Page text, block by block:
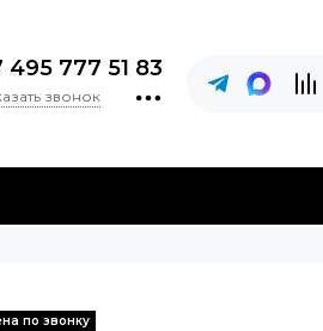
495 777 51 83
звонок